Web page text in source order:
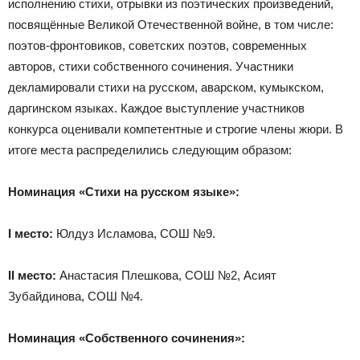
исполнению стихи, отрывки из поэтических произведений,
посвящённые Великой Отечественной войне, в том числе:
поэтов-фронтовиков, советских поэтов, современных
авторов, стихи собственного сочинения. Участники
декламировали стихи на русском, аварском, кумыкском,
даргинском языках. Каждое выступление участников
конкурса оценивали компетентные и строгие члены жюри. В
итоге места распределились следующим образом:
Номинация «Стихи на русском языке»:
I место: Юлдуз Исламова, СОШ №9.
II место: Анастасия Плешкова, СОШ №2, Асият
Зубайдинова, СОШ №4.
Номинация «Собственного сочинения»: